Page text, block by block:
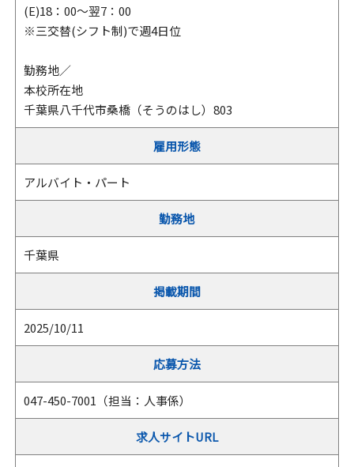
(E)18：00～翌7：00
※三交替(シフト制)で週4日位
勤務地／
本校所在地
千葉県八千代市桑橋（そうのはし）803
雇用形態
アルバイト・パート
勤務地
千葉県
掲載期間
2025/10/11
応募方法
047-450-7001（担当：人事係）
求人サイトURL